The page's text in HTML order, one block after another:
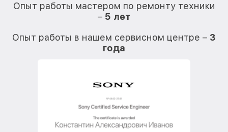
Опыт работы мастером по ремонту техники
– 5 лет
Опыт работы в нашем сервисном центре – 3
года